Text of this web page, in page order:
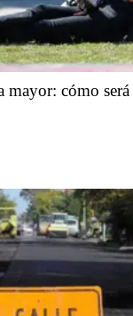
mayor: cómo